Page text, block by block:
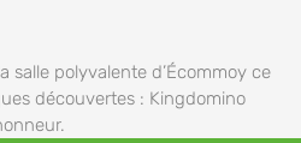
salle polyvalente d’Écommoy ce
découvertes : Kingdomino